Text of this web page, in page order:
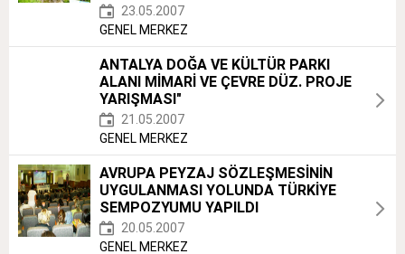
23.05.2007
GENEL MERKEZ
ANTALYA DOĞA VE KÜLTÜR PARKI
ALANI MİMARİ VE ÇEVRE DÜZ. PROJE
YARIŞMASI"
21.05.2007
GENEL MERKEZ
AVRUPA PEYZAJ SÖZLEŞMESİNİN
UYGULANMASI YOLUNDA TÜRKİYE
SEMPOZYUMU YAPILDI
20.05.2007
GENEL MERKEZ